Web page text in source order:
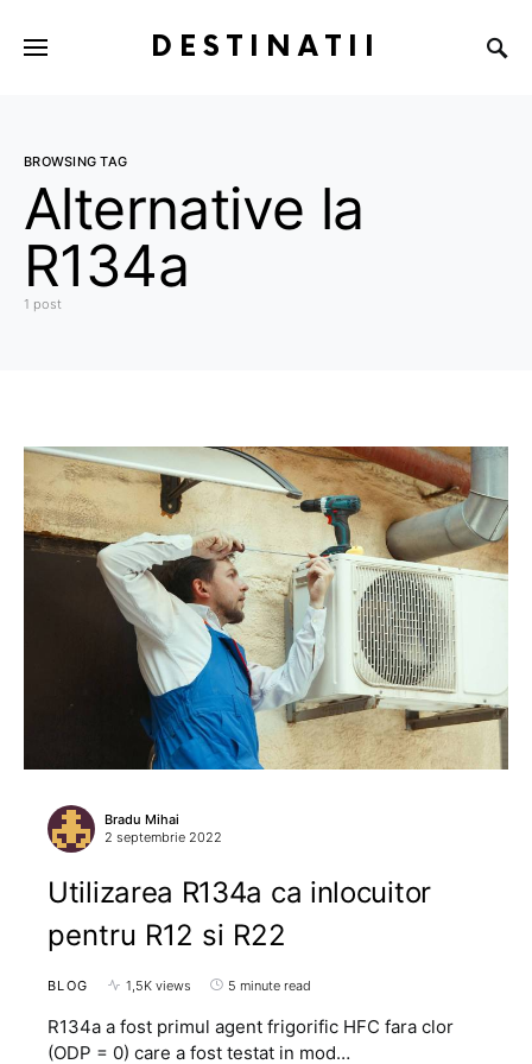
DESTINATII
BROWSING TAG
Alternative la
R134a
1 post
Bradu Mihai
2 septembrie 2022
Utilizarea R134a ca inlocuitor
pentru R12 si R22
BLOG 1,5K views 5 minute read
R134a a fost primul agent frigorific HFC fara clor
(ODP = 0) care a fost testat in mod…